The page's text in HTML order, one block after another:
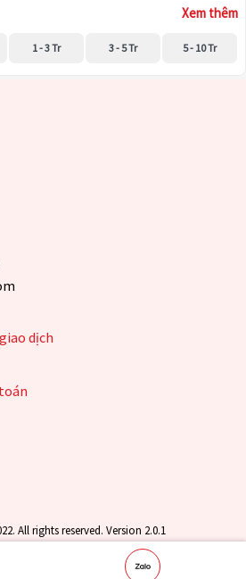
Xem thêm
1 - 3 Tr 3 - 5 Tr 5 - 10 Tr
dịch
All rights reserved. Version 2.0.1